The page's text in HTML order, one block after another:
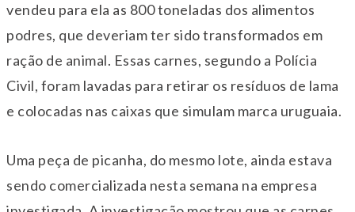
vendeu para ela as 800 toneladas dos alimentos
podres, que deveriam ter sido transformados em
ração de animal. Essas carnes, segundo a Polícia
Civil, foram lavadas para retirar os resíduos de lama
e colocadas nas caixas que simulam marca uruguaia.
Uma peça de picanha, do mesmo lote, ainda estava
sendo comercializada nesta semana na empresa